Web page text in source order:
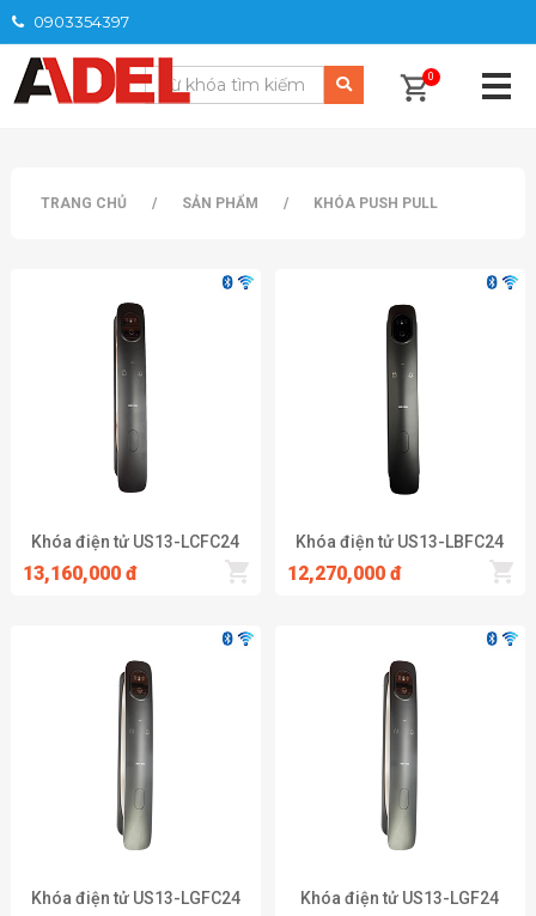
0903354397
0
TRANG CHỦ / SẢN PHẨM / KHÓA PUSH PULL
Khóa điện tử US13-LCFC24
13,160,000 đ
Khóa điện tử US13-LBFC24
12,270,000 đ
Khóa điện tử US13-LGFC24 Khóa điện tử US13-LGF24